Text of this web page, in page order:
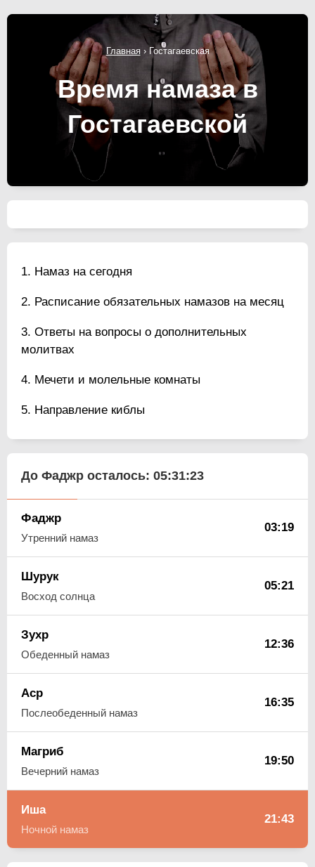
Главная› Гостагаевская
Время намаза в
Гостагаевской
Намаз на сегодня
Расписание обязательных намазов на месяц
Ответы на вопросы о дополнительных
молитвах
Мечети и молельные комнаты
Направление киблы
До Фаджр осталось: 05:31:23
Фаджр
Утренний намаз
03:19
Шурук
Восход солнца
05:21
Зухр
Обеденный намаз
12:36
Аср
Послеобеденный намаз
16:35
Магриб
Вечерний намаз
19:50
Иша
Ночной намаз
21:43